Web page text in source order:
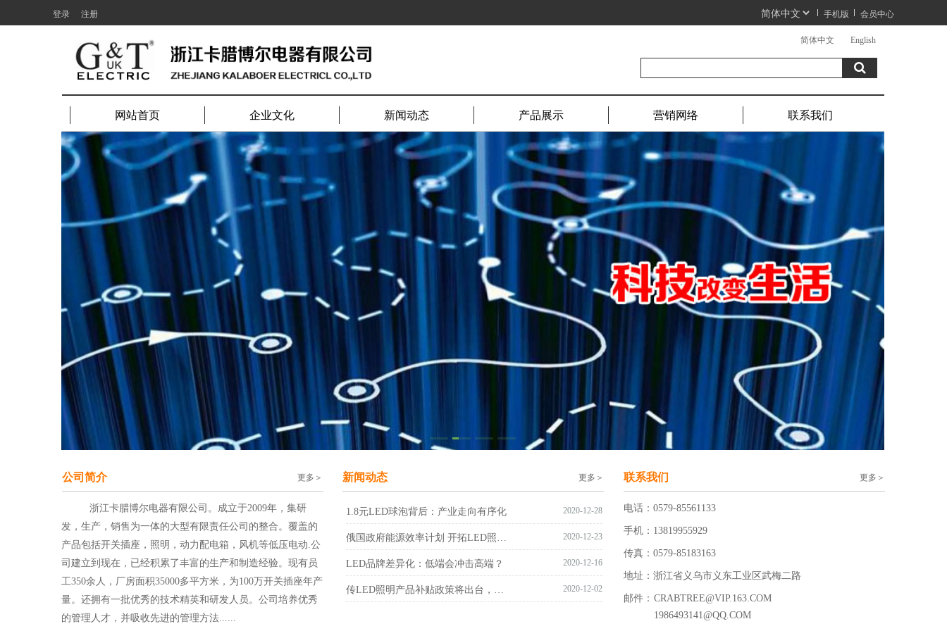
登录 注册 手机版 会员中心
网站首页 企业文化 新闻动态 产品展示 营销网络 联系我们
简体中文 English
公司简介 新闻动态 联系我们
更多＞ 更多＞ 更多＞
发，生产，销售为一体的大型有限责任公司的整合。覆盖的
产品包括开关插座，照明，动力配电箱，风机等低压电动.公
司建立到现在，已经积累了丰富的生产和制造经验。现有员
工350余人，厂房面积35000多平方米，为100万开关插座年产
量。还拥有一批优秀的技术精英和研发人员。公司培养优秀
的管理人才，并吸收先进的管理方法......
手机：13819955929
电话：0579-85561133
传真：0579-85183163
地址：浙江省义乌市义东工业区武梅二路
邮件： CRABTREE@VIP.163.COM
1986493141@QQ.COM
1.8元LED球泡背后：产业走向有序化 2020-12-28
俄国政府能源效率计划 开拓LED照明市场发展契机 2020-12-23
LED品牌差异化：低端会冲击高端？ 2020-12-16
传LED照明产品补贴政策将出台，产品大战或升级系统战 2020-12-02